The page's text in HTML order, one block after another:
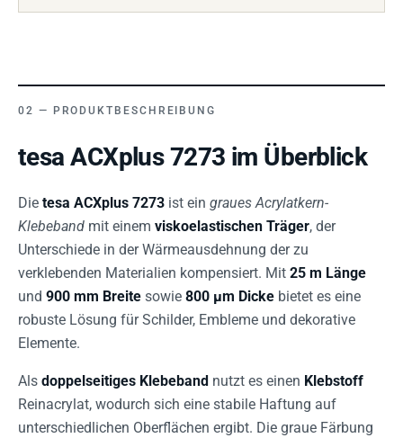
PRODUKTBESCHREIBUNG
tesa ACXplus 7273 im Überblick
Die tesa ACXplus 7273 ist ein graues Acrylatkern-
Klebeband mit einem viskoelastischen Träger, der
Unterschiede in der Wärmeausdehnung der zu
verklebenden Materialien kompensiert. Mit 25 m Länge
und 900 mm Breite sowie 800 µm Dicke bietet es eine
robuste Lösung für Schilder, Embleme und dekorative
Elemente.
Als doppelseitiges Klebeband nutzt es einen Klebstoff
Reinacrylat, wodurch sich eine stabile Haftung auf
unterschiedlichen Oberflächen ergibt. Die graue Färbung